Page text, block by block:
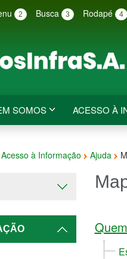
2 Busca 3 Rodapé 4
SOMOS ACESSO À
Acesso à Informação Ajuda